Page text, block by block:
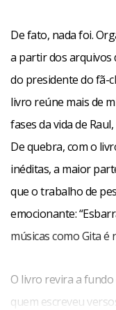
De fato, nada foi.
a partir dos arquivos
do presidente do fã-
livro reúne mais de
fases da vida de
De quebra, com o
inéditas, a maior
que o trabalho de
emocionante:
músicas como Gita é
O livro revira a
quem escreveu